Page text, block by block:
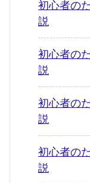
初心者の
説
初心者の
説
初心者の
説
初心者の
説